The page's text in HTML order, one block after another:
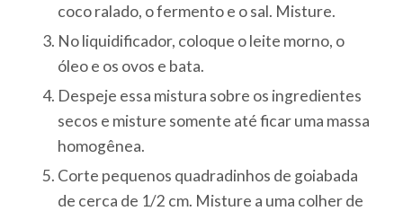
coco ralado, o fermento e o sal. Misture.
No liquidificador, coloque o leite morno, o
óleo e os ovos e bata.
Despeje essa mistura sobre os ingredientes
secos e misture somente até ficar uma massa
homogênea.
Corte pequenos quadradinhos de goiabada
de cerca de 1/2 cm. Misture a uma colher de